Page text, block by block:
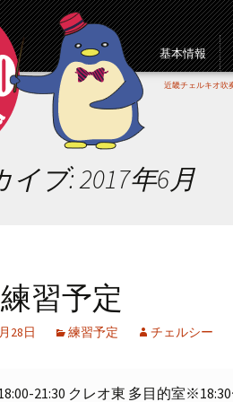
基本情報
近畿チェルキオ吹
ブ: 2017年6月
習予定
28日 練習予定 チェルシー
21:30 クレオ東 多目的室